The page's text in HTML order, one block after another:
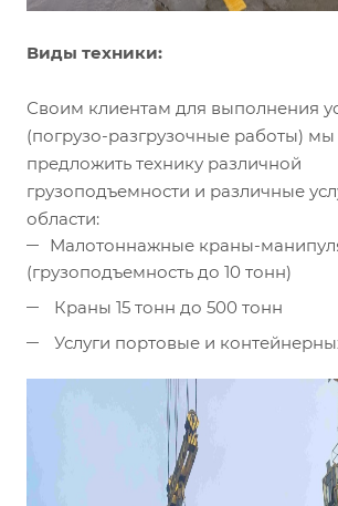
Виды техники:
Своим клиентам для выполнения
(погрузо-разгрузочные работы)
предложить технику различной
грузоподъемности и различные
области:
Малотоннажные краны-
(грузоподъемность до 10 тонн)
Краны 15 тонн до 500 тонн
Услуги портовые и